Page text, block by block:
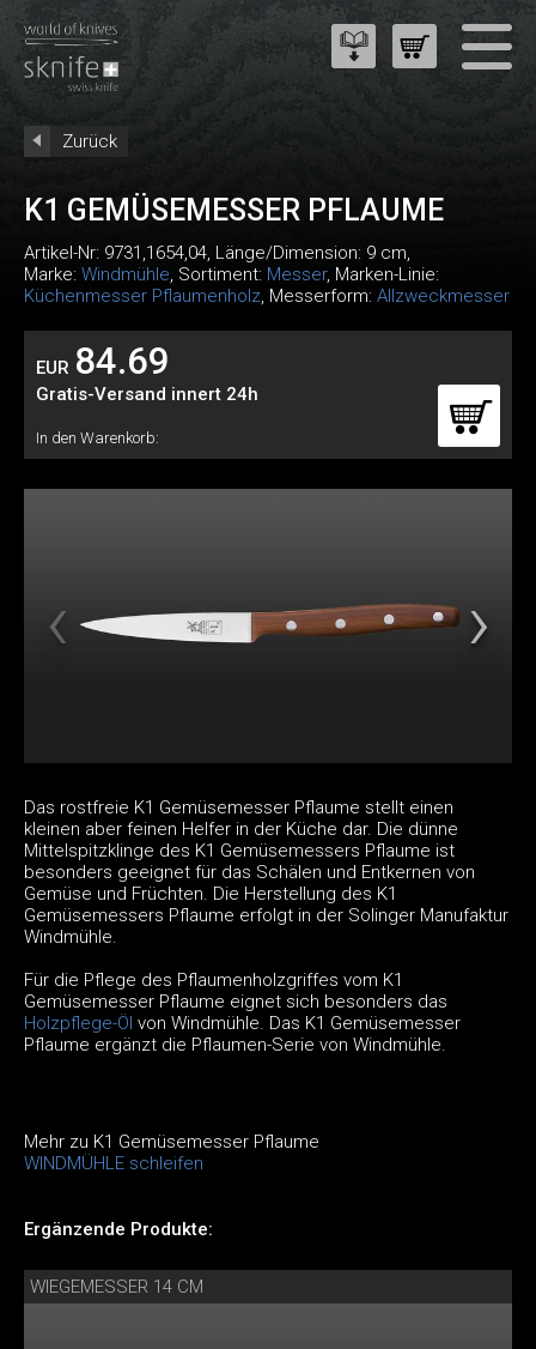
Zurück
K1 GEMÜSEMESSER PFLAUME
Artikel-Nr: 9731,1654,04, Länge/Dimension: 9 cm,
Marke: Windmühle, Sortiment: Messer, Marken-Linie:
Küchenmesser Pflaumenholz, Messerform: Allzweckmesser
EUR 84.69
Gratis-Versand innert 24h
In den Warenkorb:
Das rostfreie K1 Gemüsemesser Pflaume stellt einen
kleinen aber feinen Helfer in der Küche dar. Die dünne
Mittelspitzklinge des K1 Gemüsemessers Pflaume ist
besonders geeignet für das Schälen und Entkernen von
Gemüse und Früchten. Die Herstellung des K1
Gemüsemessers Pflaume erfolgt in der Solinger Manufaktur
Windmühle.
Für die Pflege des Pflaumenholzgriffes vom K1
Gemüsemesser Pflaume eignet sich besonders das
Holzpflege-Öl von Windmühle. Das K1 Gemüsemesser
Pflaume ergänzt die Pflaumen-Serie von Windmühle.
Mehr zu K1 Gemüsemesser Pflaume
WINDMÜHLE schleifen
Ergänzende Produkte:
WIEGEMESSER 14 CM